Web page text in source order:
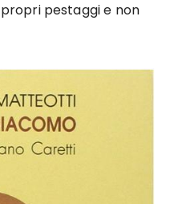
pestaggi e non